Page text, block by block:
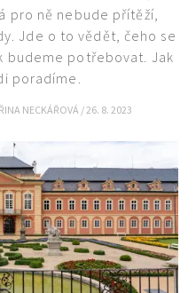
pro ně nebude přítěží,
Jde o to vědět, čeho se
budeme potřebovat. Jak
poradíme.
NECKÁŘOVÁ /26. 8. 2023